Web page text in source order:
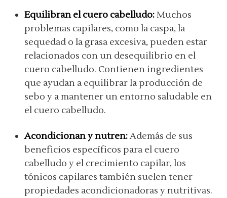
Equilibran el cuero cabelludo:Muchos
problemas capilares, como la caspa, la
sequedad o la grasa excesiva, pueden estar
relacionados con un desequilibrio en el
cuero cabelludo. Contienen ingredientes
que ayudan a equilibrar la producción de
sebo y a mantener un entorno saludable en
el cuero cabelludo.
Acondicionan y nutren:Además de sus
beneficios específicos para el cuero
cabelludo y el crecimiento capilar, los
tónicos capilares también suelen tener
propiedades acondicionadoras y nutritivas.